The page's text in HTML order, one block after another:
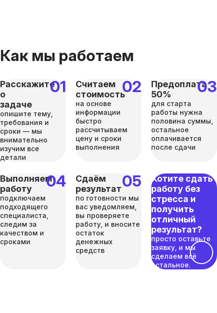
Как мы работаем
Расскажите
о
задаче
опишите тему,
требования и
сроки — мы
внимательно
изучим все
детали
Считаем
стоимость
на основе
информации
быстро
рассчитываем
цену и сроки
выполнения
Предоплата
50%
для старта
работы нужна
половина суммы,
остальное
оплачивается
после сдачи
Выполняем
работу
подключаем
подходящего
специалиста,
следим за
качеством и
сроками
Сдаём
результат
по готовности мы
вас уведомляем,
вы проверяете
работу, и вносите
остаток
денежных
средств
Хотите сдать
работу без
стресса и
получить
отличный
результат?
просто оставьте
заявку, и мы
сделаем всё
остальное.